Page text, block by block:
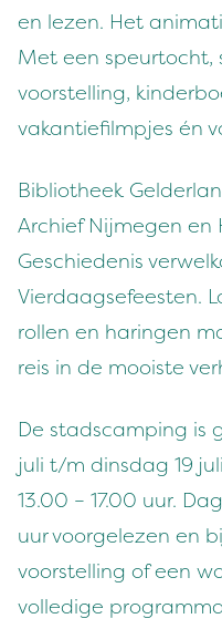
en lezen. Het
Met een speurtocht,
voorstelling,
vakantiefilmpjes én
Bibliotheek
Archief Nijmegen en
Geschiedenis
Vierdaagsefeesten.
rollen en haringen
reis in de mooiste
De stadscamping is
juli t/m dinsdag 19
13.00 – 17.00 uur.
uur voorgelezen en
voorstelling of een
volledige